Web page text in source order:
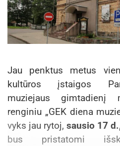
Jau penktus metus
kultūros įstaigos
muziejaus gimtadienį
renginiu „GEK diena
vyks jau rytoj, sausio 17
bus pristatomi